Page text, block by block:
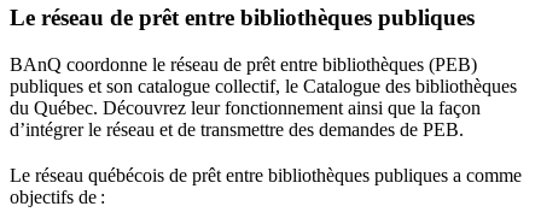
Le réseau de prêt entre bibliothèques publiques
BAnQ coordonne le réseau de prêt entre bibliothèques (PEB)
publiques et son catalogue collectif, le Catalogue des bibliothèques
du Québec. Découvrez leur fonctionnement ainsi que la façon
d’intégrer le réseau et de transmettre des demandes de PEB.
Le réseau québécois de prêt entre bibliothèques publiques a comme
objectifs de :